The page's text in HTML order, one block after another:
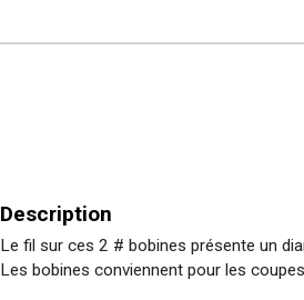
Description
Le fil sur ces 2 # bobines présente un
Les bobines conviennent pour les